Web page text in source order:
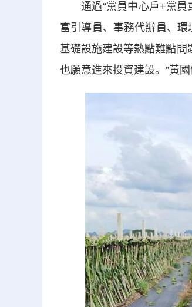
通過“黨員中心戶+黨員
富引導員、事務代辦員、環
基礎設施建設等熱點難點問
也願意進來投資建設。”黃國